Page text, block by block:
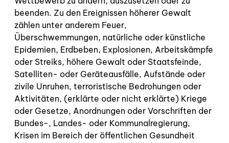
beenden. Zu den Ereignissen höherer Gewalt
zählen unter anderem Feuer,
Überschwemmungen, natürliche oder künstliche
Epidemien, Erdbeben, Explosionen, Arbeitskämpfe
oder Streiks, höhere Gewalt oder Staatsfeinde,
Satelliten- oder Geräteausfälle, Aufstände oder
zivile Unruhen, terroristische Bedrohungen oder
Aktivitäten, (erklärte oder nicht erklärte) Kriege
oder Gesetze, Anordnungen oder Vorschriften der
Bundes-, Landes- oder Kommunalregierung,
Krisen im Bereich der öffentlichen Gesundheit